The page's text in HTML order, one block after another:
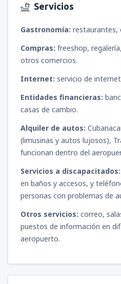
Servicios
Gastronomía: restaurantes,
Compras: freeshop,
otros comercios.
Internet: servicio de
Entidades financieras:
casas de cambio.
Alquiler de autos:
(limusinas y autos lujosos),
funcionan dentro del
Servicios a discapacitados:
en baños y accesos, y
personas con problemas de
Otros servicios: correo,
puestos de información en
aeropuerto.